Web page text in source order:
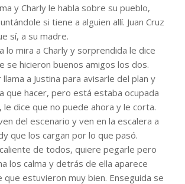
y Charly le habla sobre su pueblo,
si tiene a alguien allí. Juan Cruz
sí, a su madre.
lo mira a Charly y sorprendida le dice
se hicieron buenos amigos los dos.
a Justina para avisarle del plan y
que hacer, pero está estaba ocupada
le dice que no puede ahora y le corta.
del escenario y ven en la escalera a
que los cargan por lo que pasó.
de todos, quiere pegarle pero
los calma y detrás de ella aparece
que estuvieron muy bien. Enseguida se